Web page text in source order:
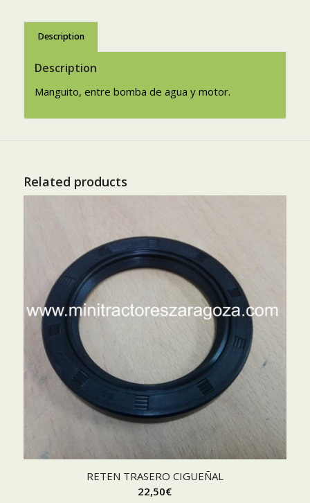
Description
Description
Manguito, entre bomba de agua y motor.
Related products
RETEN TRASERO CIGUEÑAL
22,50€